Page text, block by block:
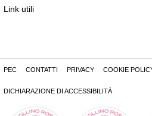
Link utili
PEC CONTATTI PRIVACY COOKIE
DICHIARAZIONE DI ACCESSIBILITÀ